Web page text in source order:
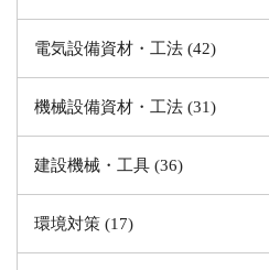
電気設備資材・工法 (42)
機械設備資材・工法 (31)
建設機械・工具 (36)
環境対策 (17)